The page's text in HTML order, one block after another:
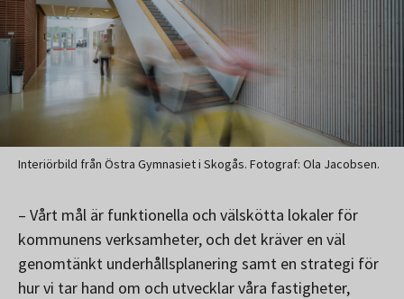
Interiörbild från Östra Gymnasiet i Skogås. Fotograf: Ola Jacobsen.
– Vårt mål är funktionella och välskötta lokaler för
kommunens verksamheter, och det kräver en väl
genomtänkt underhållsplanering samt en strategi för
hur vi tar hand om och utvecklar våra fastigheter,